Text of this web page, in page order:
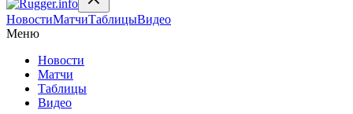
НовостиМатчиТаблицыВидео
Меню
Новости
Матчи
Таблицы
Видео